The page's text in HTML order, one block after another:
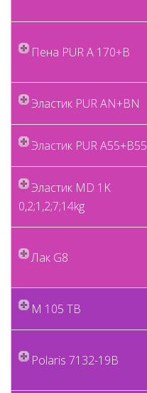
Пена PUR A 170+B
Эластик PUR AN+BN
Эластик PUR A55+B55
Эластик MD 1K
0,2;1,2;7;14kg
Лак G8
M 105 TB
Polaris 7132-19B